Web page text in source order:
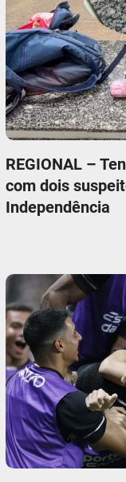
REGIONAL –
com dois
Independência